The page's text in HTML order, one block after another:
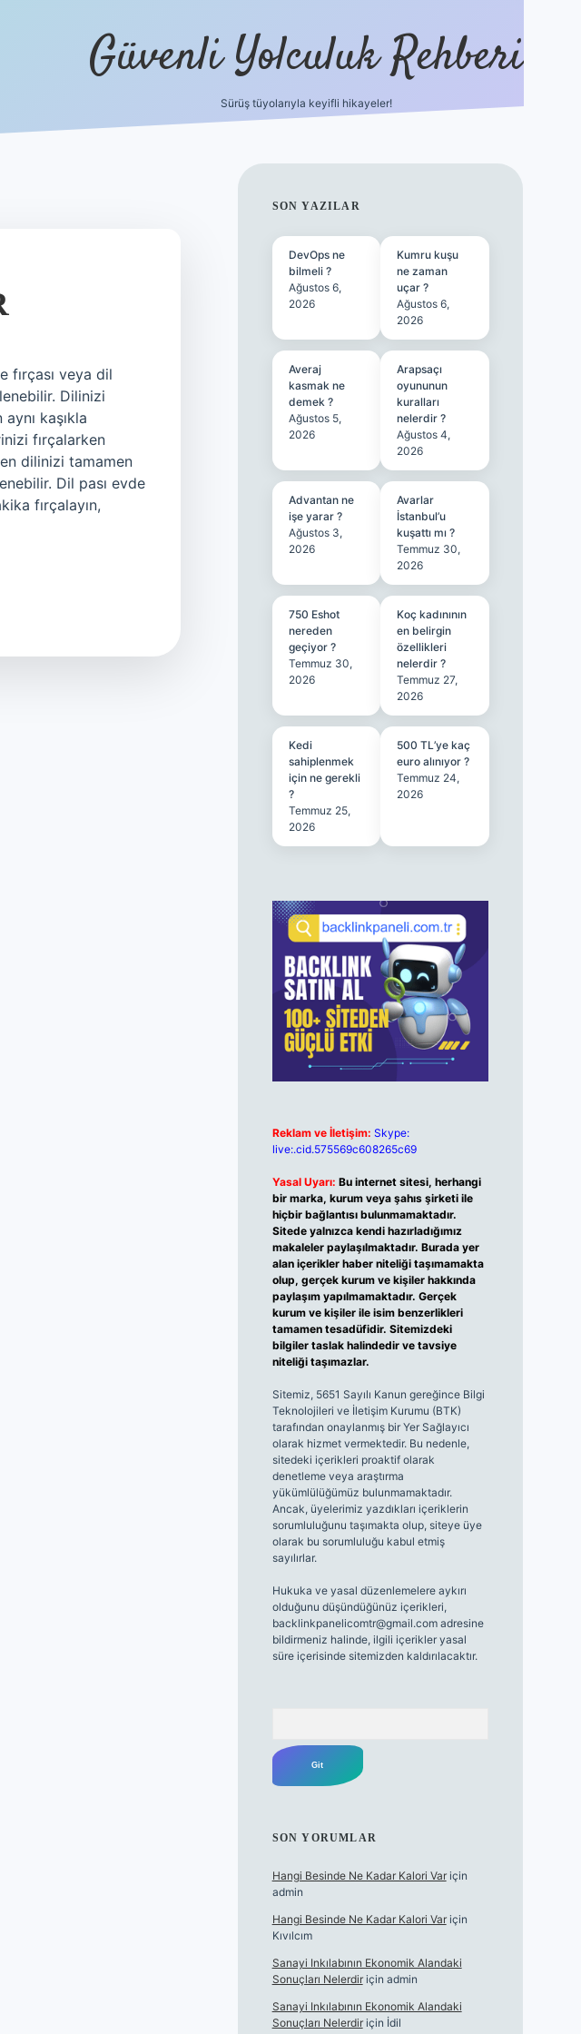
Güvenli Yolculuk Rehberi
Sürüş tüyolarıyla keyifli hikayeler!
fırçası veya dil
Dilinizi
kaşıkla
fırçalarken
dilinizi tamamen
Dil pası evde
fırçalayın,
SIDEBAR
SON YAZILAR
DevOps ne
bilmeli ?
Ağustos 6,
2026
Kumru kuşu
ne zaman
uçar ?
Ağustos 6,
2026
Averaj
kasmak ne
demek ?
Ağustos 5,
2026
Arapsaçı
oyununun
kuralları
nelerdir ?
Ağustos 4,
2026
Advantan ne
işe yarar ?
Ağustos 3,
2026
Avarlar
İstanbul’u
kuşattı mı ?
Temmuz 30,
2026
750 Eshot
nereden
geçiyor ?
Temmuz 30,
2026
Koç kadınının
en belirgin
özellikleri
nelerdir ?
Temmuz 27,
2026
Kedi
sahiplenmek
için ne gerekli
?
Temmuz 25,
2026
500 TL’ye kaç
euro alınıyor ?
Temmuz 24,
2026
Reklam ve İletişim: Skype:
live:.cid.575569c608265c69
Yasal Uyarı: Bu internet sitesi, herhangi
bir marka, kurum veya şahıs şirketi ile
hiçbir bağlantısı bulunmamaktadır.
Sitede yalnızca kendi hazırladığımız
makaleler paylaşılmaktadır. Burada yer
alan içerikler haber niteliği taşımamakta
olup, gerçek kurum ve kişiler hakkında
paylaşım yapılmamaktadır. Gerçek
kurum ve kişiler ile isim benzerlikleri
tamamen tesadüfidir. Sitemizdeki
bilgiler taslak halindedir ve tavsiye
niteliği taşımazlar.
Sitemiz, 5651 Sayılı Kanun gereğince Bilgi
Teknolojileri ve İletişim Kurumu (BTK)
tarafından onaylanmış bir Yer Sağlayıcı
olarak hizmet vermektedir. Bu nedenle,
sitedeki içerikleri proaktif olarak
denetleme veya araştırma
yükümlülüğümüz bulunmamaktadır.
Ancak, üyelerimiz yazdıkları içeriklerin
sorumluluğunu taşımakta olup, siteye üye
olarak bu sorumluluğu kabul etmiş
sayılırlar.
Hukuka ve yasal düzenlemelere aykırı
olduğunu düşündüğünüz içerikleri,
backlinkpanelicomtr@gmail.comadresine
bildirmeniz halinde, ilgili içerikler yasal
süre içerisinde sitemizden kaldırılacaktır.
SON YORUMLAR
Hangi Besinde Ne Kadar Kalori Variçin
admin
Hangi Besinde Ne Kadar Kalori Variçin
Kıvılcım
Sanayi Inkılabının Ekonomik Alandaki
Sonuçları Nelerdiriçin admin
Sanayi Inkılabının Ekonomik Alandaki
Sonuçları Nelerdiriçin İdil
grandoperabet